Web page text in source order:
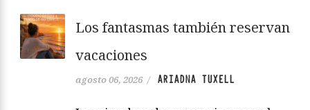
Los fantasmas también reservan
vacaciones
agosto 06, 2026 / ARIADNA TUXELL